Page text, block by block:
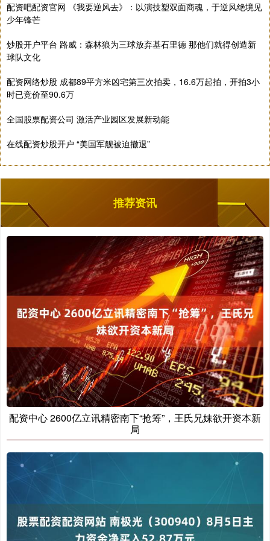
配资吧配资官网 《我要逆风去》：以演技塑双面商魂，于逆风绝境见
少年锋芒
炒股开户平台 路威：森林狼为三球放弃基石里德 那他们就得创造新
球队文化
配资网络炒股 成都89平方米凶宅第三次拍卖，16.6万起拍，开拍3小
时已竞价至90.6万
全国股票配资公司 激活产业园区发展新动能
在线配资炒股开户 “美国军舰被迫撤退”
推荐资讯
配资中心 2600亿立讯精密南下“抢筹”，王氏兄妹欲开资本新
局